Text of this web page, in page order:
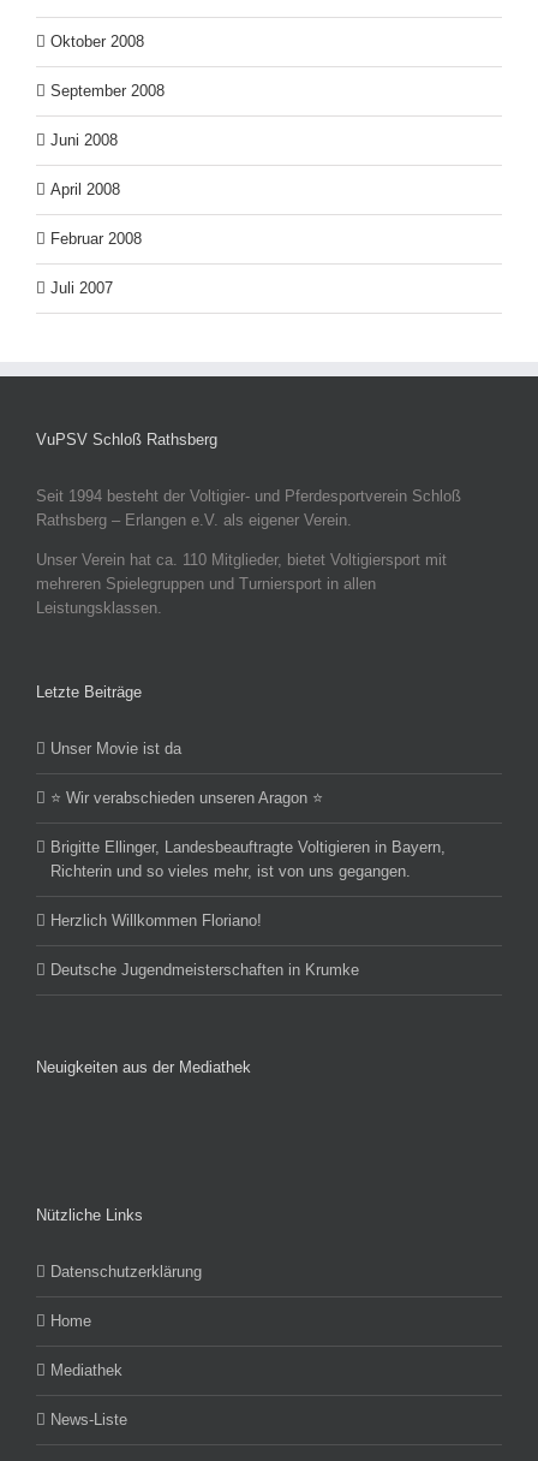
Oktober 2008
September 2008
Juni 2008
April 2008
Februar 2008
Juli 2007
VuPSV Schloß Rathsberg
Seit 1994 besteht der Voltigier- und Pferdesportverein Schloß
Rathsberg – Erlangen e.V. als eigener Verein.
Unser Verein hat ca. 110 Mitglieder, bietet Voltigiersport mit
mehreren Spielegruppen und Turniersport in allen
Leistungsklassen.
Letzte Beiträge
Unser Movie ist da
⭐️ Wir verabschieden unseren Aragon ⭐️
Brigitte Ellinger, Landesbeauftragte Voltigieren in Bayern,
Richterin und so vieles mehr, ist von uns gegangen.
Herzlich Willkommen Floriano!
Deutsche Jugendmeisterschaften in Krumke
Neuigkeiten aus der Mediathek
Nützliche Links
Datenschutzerklärung
Home
Mediathek
News-Liste